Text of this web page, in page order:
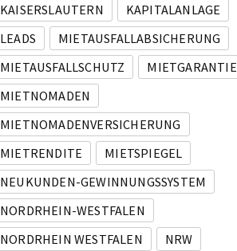
KAISERSLAUTERN
KAPITALANLAGE
LEADS
MIETAUSFALLABSICHERUNG
MIETAUSFALLSCHUTZ
MIETGARANTIE
MIETNOMADEN
MIETNOMADENVERSICHERUNG
MIETRENDITE
MIETSPIEGEL
NEUKUNDEN-GEWINNUNGSSYSTEM
NORDRHEIN-WESTFALEN
NORDRHEIN WESTFALEN
NRW